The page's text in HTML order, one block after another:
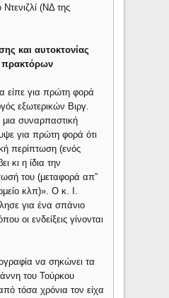
Ντενιζλί (ΝΔ της
και αυτοκτονίας
πρακτόρων
είπε για πρώτη φορά
εξωτερικών Βιργ.
συναρπαστική
για πρώτη φορά ότι
περίπτωση (ενός
κι η ίδια την
του (μεταφορά απ”
κλπ)». Ο κ. Ι.
για ένα σπάνιο
οι ενδείξεις γίνονται
να σηκώνει τα
του Τούρκου
τόσα χρόνια τον είχα